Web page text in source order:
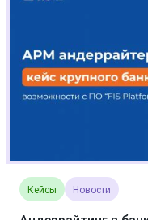
Кейсы Новости